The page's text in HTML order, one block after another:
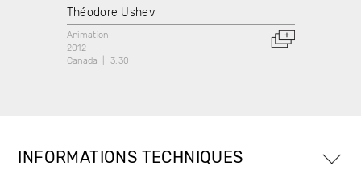
Théodore Ushev
Animation
2012
Canada
3:30
INFORMATIONS TECHNIQUES